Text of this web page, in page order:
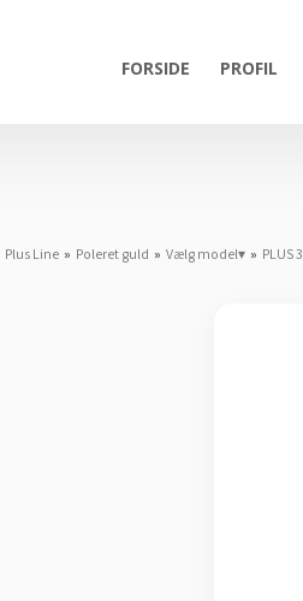
FORSIDE PROFIL
Plus Line » Poleret guld » Vælg model▾ » PLUS 3